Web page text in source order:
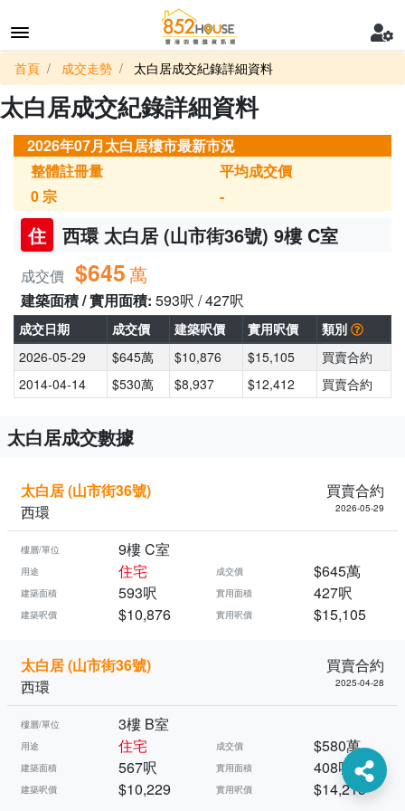
首頁 成交走勢 太白居成交紀錄詳細資料
太白居成交紀錄詳細資料
2026年07月太白居樓市最新市況
整體註冊量
0宗
平均成交價
-
住 西環 太白居 (山市街36號) 9樓 C室
成交價 $645萬
建築面積 / 實用面積: 593呎 / 427呎
成交日期 成交價 建築呎價 實用呎價
類別
2026-05-29
$645萬 $10,876 $15,105
買賣合約
2014-04-14
$530萬 $8,937 $12,412 買賣合約
太白居成交數據
太白居 (山市街36號)
買賣合約
西環
2026-05-29
樓層/單位 9樓 C室
用途 住宅 成交價 $645萬
建築面積 593呎 實用面積 427呎
建築呎價 $10,876 實用呎價 $15,105
太白居 (山市街36號)
買賣合約
西環
2025-04-28
樓層/單位 3樓 B室
用途 住宅 成交價 $580萬
建築面積 567呎 實用面積 408呎
建築呎價 $10,229 實用呎價 $14,215